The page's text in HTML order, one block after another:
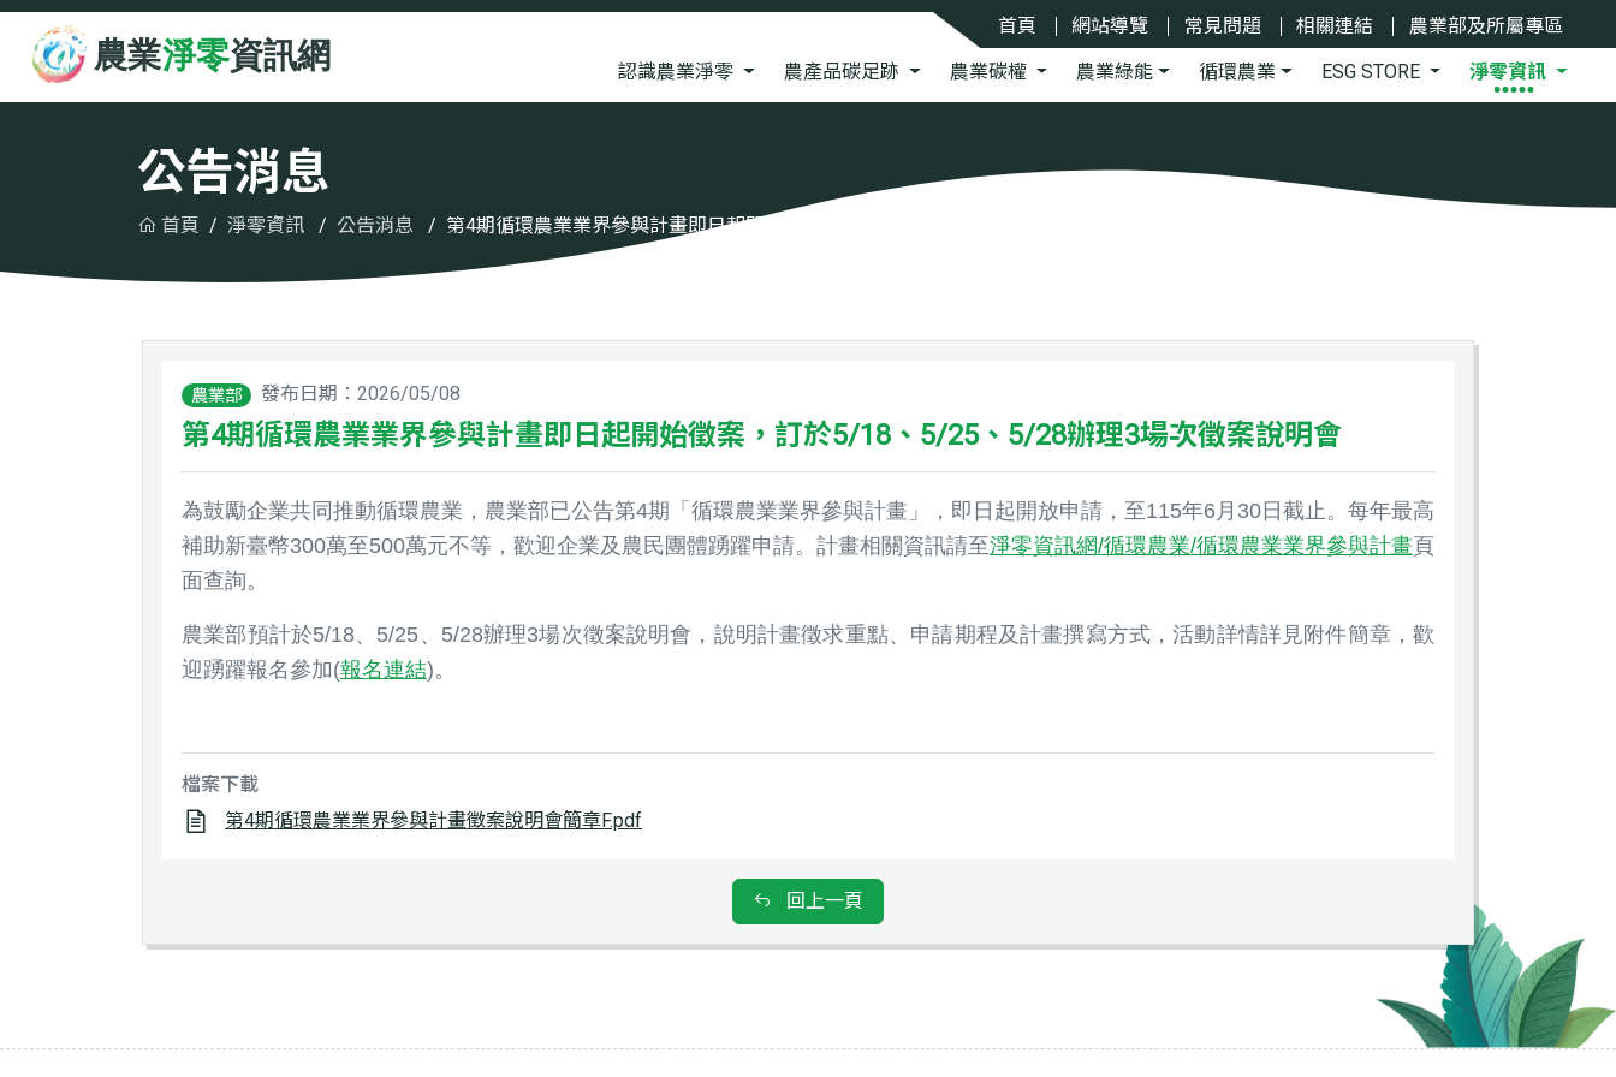
跳至主要內容 首頁 網站導覽 常見問題 相關連結 農業部及所屬專區
認識農業淨零 農產品碳足跡 農業碳權 農業綠能 循環農業 ESG STORE
淨零資訊
公告消息
首頁 淨零資訊 公告消息 第4期循環農業業界參與計畫即日起開始徵案，訂於5/18、5/25、5/28辦理3場次徵案說明會
農業部 發布日期：2026/05/08
第4期循環農業業界參與計畫即日起開始徵案，訂於5/18、5/25、5/28辦理3場次徵案說明會
為鼓勵企業共同推動循環農業，農業部已公告第4期「循環農業業界參與計畫」，即日起開放申請，至115年6月30日截止。 每年最高
補助新臺幣300萬至500萬元不等，歡迎企業及農民團體踴躍申請。 計畫相關資訊請至淨零資訊網/循環農業/循環農業業界參與計畫頁
面查詢。
農業部預計於5/18、5/25、5/28辦理3場次徵案說明會，說明計畫徵求重點、申請期程及計畫撰寫方式，活動詳情詳見附件簡章，歡
迎踴躍報名參加(報名連結)。
檔案下載
第4期循環農業業界參與計畫徵案說明會簡章F.pdf
回上一頁